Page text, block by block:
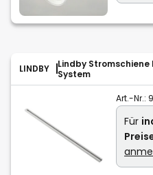
LINDBY
Lindby Stromschiene
System
Art.-Nr.:
Für